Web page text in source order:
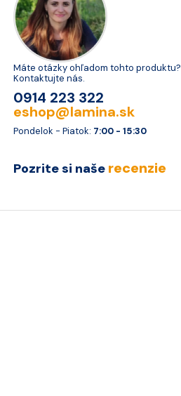
Máte otázky ohľadom tohto produktu?
Kontaktujte nás.
0914 223 322
eshop@lamina.sk
Pondelok - Piatok: 7:00 - 15:30
Pozrite si naše recenzie